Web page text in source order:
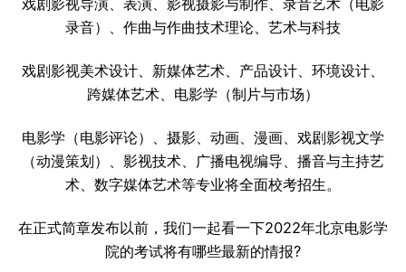
录音）、作曲与作曲技术理论、艺术与科技
戏剧影视美术设计、新媒体艺术、产品设计、环境设计、
跨媒体艺术、电影学（制片与市场）
电影学（电影评论）、摄影、动画、漫画、戏剧影视文学
（动漫策划）、影视技术、广播电视编导、播音与主持艺
术、数字媒体艺术等专业将全面校考招生。
在正式简章发布以前，我们一起看一下2022年北京电影学
院的考试将有哪些最新的情报?